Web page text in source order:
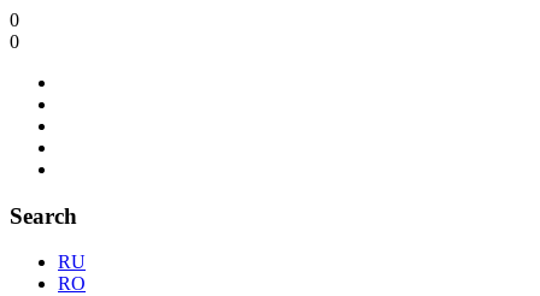
0
0
Search
RU
RO